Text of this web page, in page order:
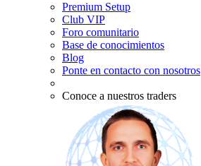
Premium Setup
Club VIP
Foro comunitario
Base de conocimientos
Blog
Ponte en contacto con nosotros
Conoce a nuestros traders